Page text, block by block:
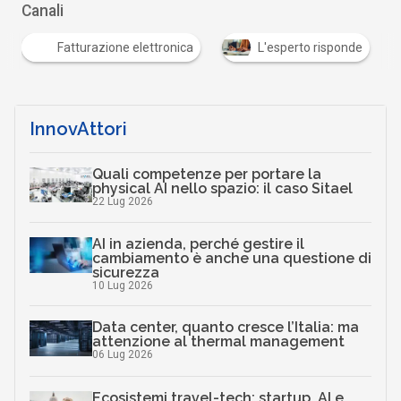
Canali
Fatturazione elettronica L'esperto risponde
InnovAttori
Quali competenze per portare la
physical AI nello spazio: il caso Sitael
22 Lug 2026
AI in azienda, perché gestire il
cambiamento è anche una questione di
sicurezza
10 Lug 2026
Data center, quanto cresce l’Italia: ma
attenzione al thermal management
06 Lug 2026
Ecosistemi travel-tech: startup, AI e